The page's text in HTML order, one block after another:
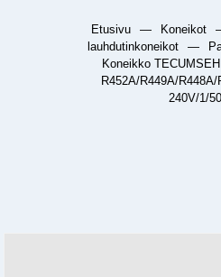
Etusivu — Koneikot
lauhdutinkoneikot
—
Koneikko
R452A/R449A/
240V/1/